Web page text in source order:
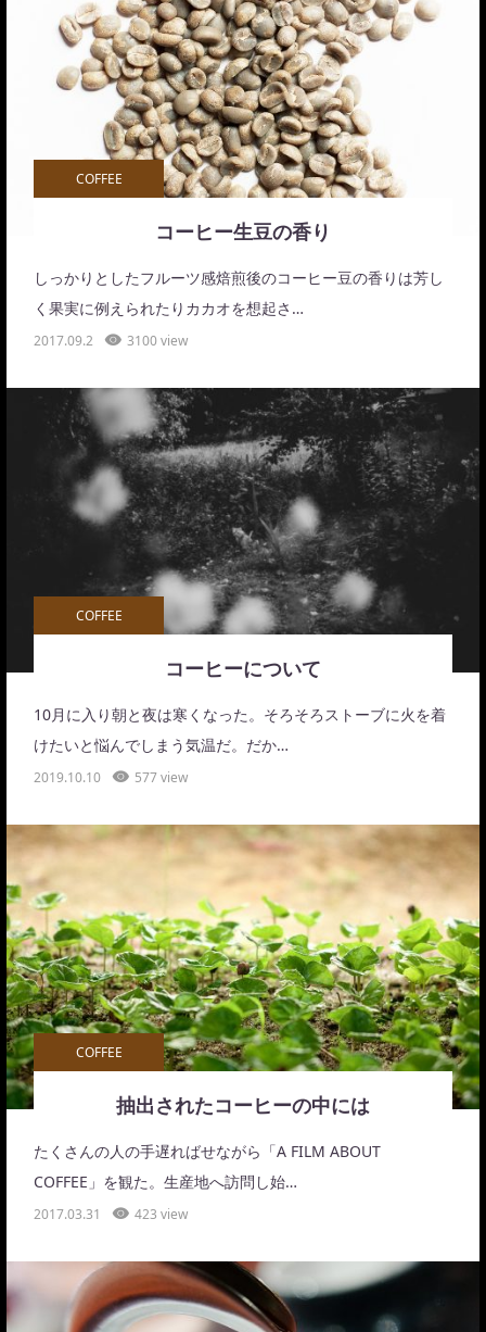
COFFEE
コーヒー生豆の香り
しっかりとしたフルーツ感焙煎後のコーヒー豆の香りは芳し
く果実に例えられたりカカオを想起さ…
2017.09.2 3100 view
COFFEE
コーヒーについて
10月に入り朝と夜は寒くなった。そろそろストーブに火を着
けたいと悩んでしまう気温だ。だか…
2019.10.10 577 view
COFFEE
抽出されたコーヒーの中には
たくさんの人の手遅ればせながら「A FILM ABOUT
COFFEE」を観た。生産地へ訪問し始…
2017.03.31 423 view